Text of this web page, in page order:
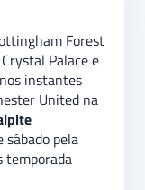
rodada do
Nomercado
opção abaixo de
Forest
Palace e
instantes
United na
pela
temporada